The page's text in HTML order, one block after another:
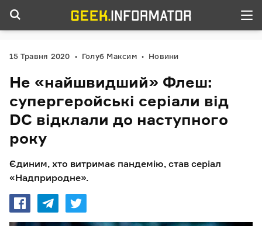
15 Травня 2020 Голуб Максим Новини
Не «найшвидший» Флеш:
супергеройські серіали від
DC відклали до наступного
року
Єдиним, хто витримає пандемію, став серіал
«Надприродне».